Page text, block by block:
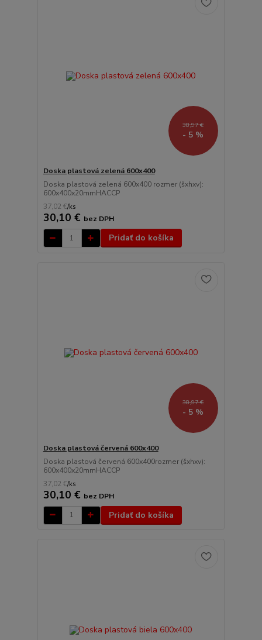
38,97 €
- 5 %
Doska plastová zelená 600x400
Doska plastová zelená 600x400 rozmer (šxhxv):
600x400x20mmHACCP
37,02 €/ks
30,10 € bez DPH
Pridať do košíka
38,97 €
- 5 %
Doska plastová červená 600x400
Doska plastová červená 600x400rozmer (šxhxv):
600x400x20mmHACCP
37,02 €/ks
30,10 € bez DPH
Pridať do košíka